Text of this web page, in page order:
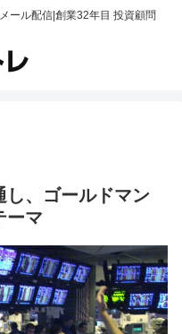
ール配信|創業32年目 投資顧問
し、ゴールドマン
ーマ